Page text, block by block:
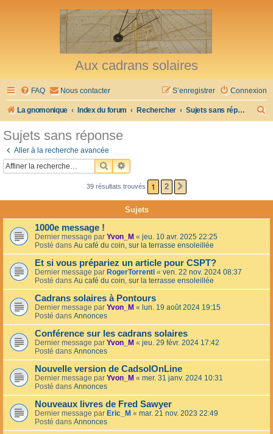
Aux cadrans solaires
FAQ Nous contacter Connexion
S’enregistrer
La gnomonique Index du forum Rechercher Sujets sans réponse
h
r
Sujets sans réponse
Aller à la recherche avancée
RECHERCHER
RECHERCHE AVANCÉE
39 résultats trouvés 1 2
Sujets
1000e message !
Dernier message par Yvon_M « jeu. 10 avr. 2025 22:25
Posté dans Au café du coin, sur la terrasse ensoleillée
Et si vous prépariez un article pour CSPT?
Dernier message par RogerTorrenti « ven. 22 nov. 2024 08:37
Posté dans Au café du coin, sur la terrasse ensoleillée
Cadrans solaires à Pontours
Dernier message par Yvon_M « lun. 19 août 2024 19:15
Posté dans Annonces
Conférence sur les cadrans solaires
Dernier message par Yvon_M « jeu. 29 févr. 2024 17:42
Posté dans Annonces
Nouvelle version de CadsolOnLine
Dernier message par Yvon_M « mer. 31 janv. 2024 10:31
Posté dans Annonces
Nouveaux livres de Fred Sawyer
Dernier message par Eric_M « mar. 21 nov. 2023 22:49
Posté dans Annonces